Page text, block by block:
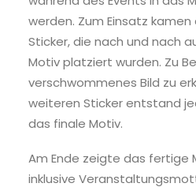
werden. Zum Einsatz
Sticker, die nach und nach
Motiv platziert wurden. Zu
verschwommenes Bild zu
weiteren Sticker entstand
das finale Motiv.
Am Ende zeigte das fertige
inklusive